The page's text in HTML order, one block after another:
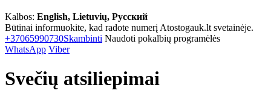
Kalbos: English, Lietuvių, Русский
Būtinai informuokite, kad radote numerį Atostogauk.lt svetainėje.
+37065990730Skambinti Naudoti pokalbių programėlės
WhatsApp Viber
Svečių atsiliepimai